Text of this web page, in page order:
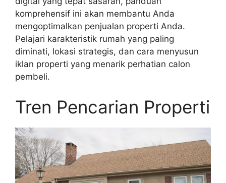
komprehensif ini akan membantu Anda
mengoptimalkan penjualan properti Anda.
Pelajari karakteristik rumah yang paling
diminati, lokasi strategis, dan cara menyusun
iklan properti yang menarik perhatian calon
pembeli.
Tren Pencarian Properti